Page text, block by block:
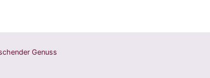
Genuss